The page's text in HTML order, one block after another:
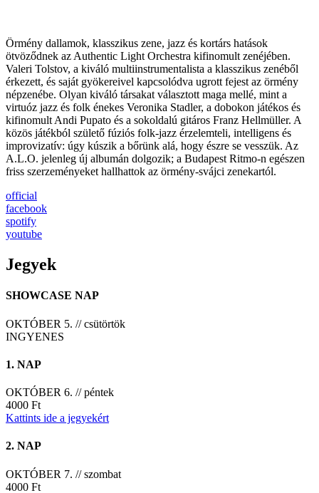
Örmény dallamok, klasszikus zene, jazz és kortárs hatások
ötvöződnek az Authentic Light Orchestra kifinomult zenéjében.
Valeri Tolstov, a kiváló multiinstrumentalista a klasszikus zenéből
érkezett, és saját gyökereivel kapcsolódva ugrott fejest az örmény
népzenébe. Olyan kiváló társakat választott maga mellé, mint a
virtuóz jazz és folk énekes Veronika Stadler, a dobokon játékos és
kifinomult Andi Pupato és a sokoldalú gitáros Franz Hellmüller. A
közös játékból születő fúziós folk-jazz érzelemteli, intelligens és
improvizatív: úgy kúszik a bőrünk alá, hogy észre se vesszük. Az
A.L.O. jelenleg új albumán dolgozik; a Budapest Ritmo-n egészen
friss szerzeményeket hallhattok az örmény-svájci zenekartól.
official
facebook
spotify
youtube
Jegyek
SHOWCASE NAP
OKTÓBER 5. // csütörtök
INGYENES
1. NAP
OKTÓBER 6. // péntek
4000 Ft
Kattints ide a jegyekért
2. NAP
OKTÓBER 7. // szombat
4000 Ft